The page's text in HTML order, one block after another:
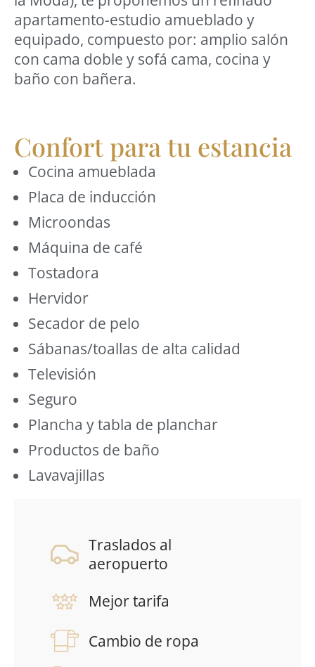
apartamento-estudio amueblado y
equipado, compuesto por: amplio salón
con cama doble y sofá cama, cocina y
baño con bañera.
Confort para tu estancia
Cocina amueblada
Placa de inducción
Microondas
Máquina de café
Tostadora
Hervidor
Secador de pelo
Sábanas/toallas de alta calidad
Televisión
Seguro
Plancha y tabla de planchar
Productos de baño
Lavavajillas
Traslados al
aeropuerto
Mejor tarifa
Cambio de ropa